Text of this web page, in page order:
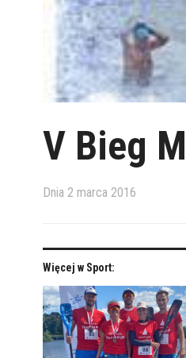
V Bieg
Dnia 2 marca 2016
Więcej w Sport: